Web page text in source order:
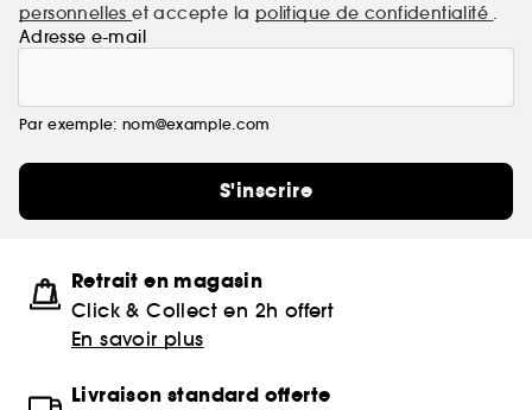
personnelleset accepte la politique de confidentialité
Adresse e-mail
Par exemple: nom@example.com
S'inscrire
Retrait en magasin
Click & Collect en 2h offert
En savoir plus
Livraison standard offerte